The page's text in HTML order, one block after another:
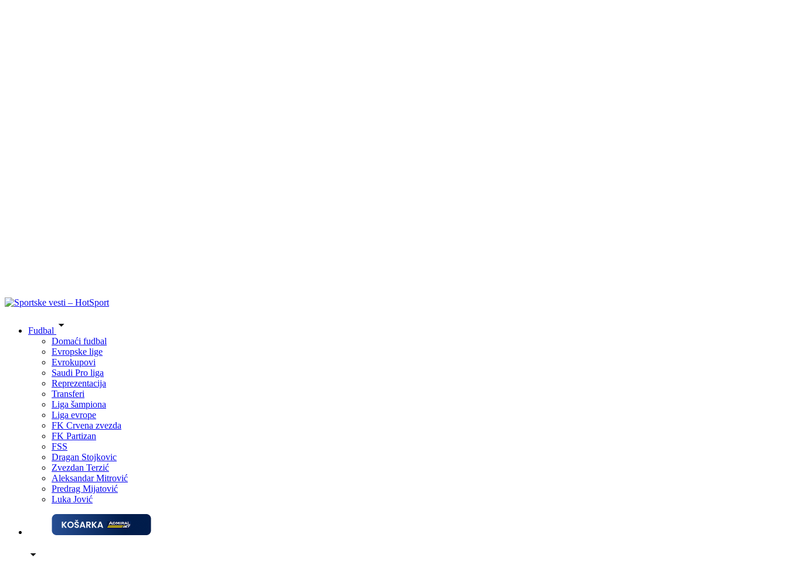
Fudbal
Domaći fudbal
Evropske lige
Evrokupovi
Saudi Pro liga
Reprezentacija
Transferi
Liga šampiona
Liga evrope
FK Crvena zvezda
FK Partizan
FSS
Dragan Stojkovic
Zvezdan Terzić
Aleksandar Mitrović
Predrag Mijatović
Luka Jović